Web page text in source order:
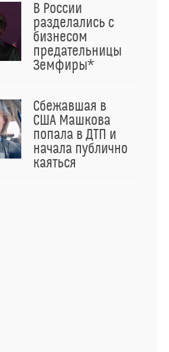
В России
разделались с
бизнесом
предательницы
Земфиры*
Сбежавшая в
США Машкова
попала в ДТП и
начала публично
каяться